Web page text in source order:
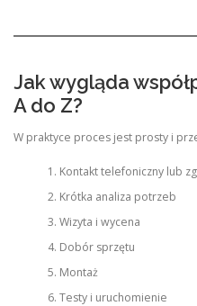
Jak wygląda
A do Z?
W praktyce proces jest prosty i
Kontakt telefoniczny lub
Krótka analiza potrzeb
Wizyta i wycena
Dobór sprzętu
Montaż
Testy i uruchomienie